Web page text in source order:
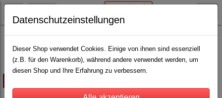
AKO - Elektrozaun Weidehaspel
Datenschutzeinstellungen
Dieser Shop verwendet Cookies. Einige von ihnen sind essenziell
(z.B. für den Warenkorb), während andere verwendet werden, um
diesen Shop und Ihre Erfahrung zu verbessern.